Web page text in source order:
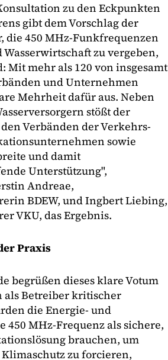
zu den Eckpunkten
gibt dem Vorschlag der
die 450 MHz-Funkfrequenzen
zu vergeben,
Mit mehr als 120 von insgesamt
und Unternehmen
Mehrheit dafür aus. Neben
stößt der
Verbänden der Verkehrs-
sowie
und damit
Unterstützung",
Andreae,
BDEW, und Ingbert Liebing,
VKU, das Ergebnis.
Praxis
begrüßen dieses klare Votum
als Betreiber kritischer
die Energie- und
450 MHz-Frequenz als sichere,
brauchen, um
zu forcieren,